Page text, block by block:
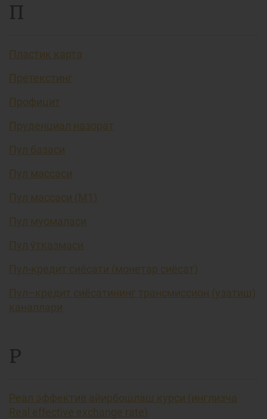
П
Пластик карта
Претекстинг
Профицит
Пруденциал назорат
Пул базаси
Пул массаси
Пул массаси (М1)
Пул муомаласи
Пул ўтказмаси
Пул-кредит сиёсати (монетар сиёсат)
Пул–кредит сиёсатининг трансмиссион (узатиш)
каналлари
Р
Реал эффектив айирбошлаш курси (инглизча
Real effective exchange rate)